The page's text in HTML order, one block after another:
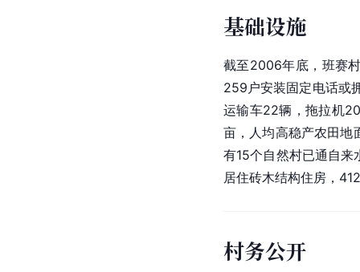
基础设施
截至2006年底，班赛
259户安装固定电话或
运输车22辆，拖拉机
亩，人均高稳产农田
有15个自然村已通自来
居住砖木结构住房，
村务公开